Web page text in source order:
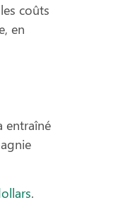
coûts
en
entraîné
.